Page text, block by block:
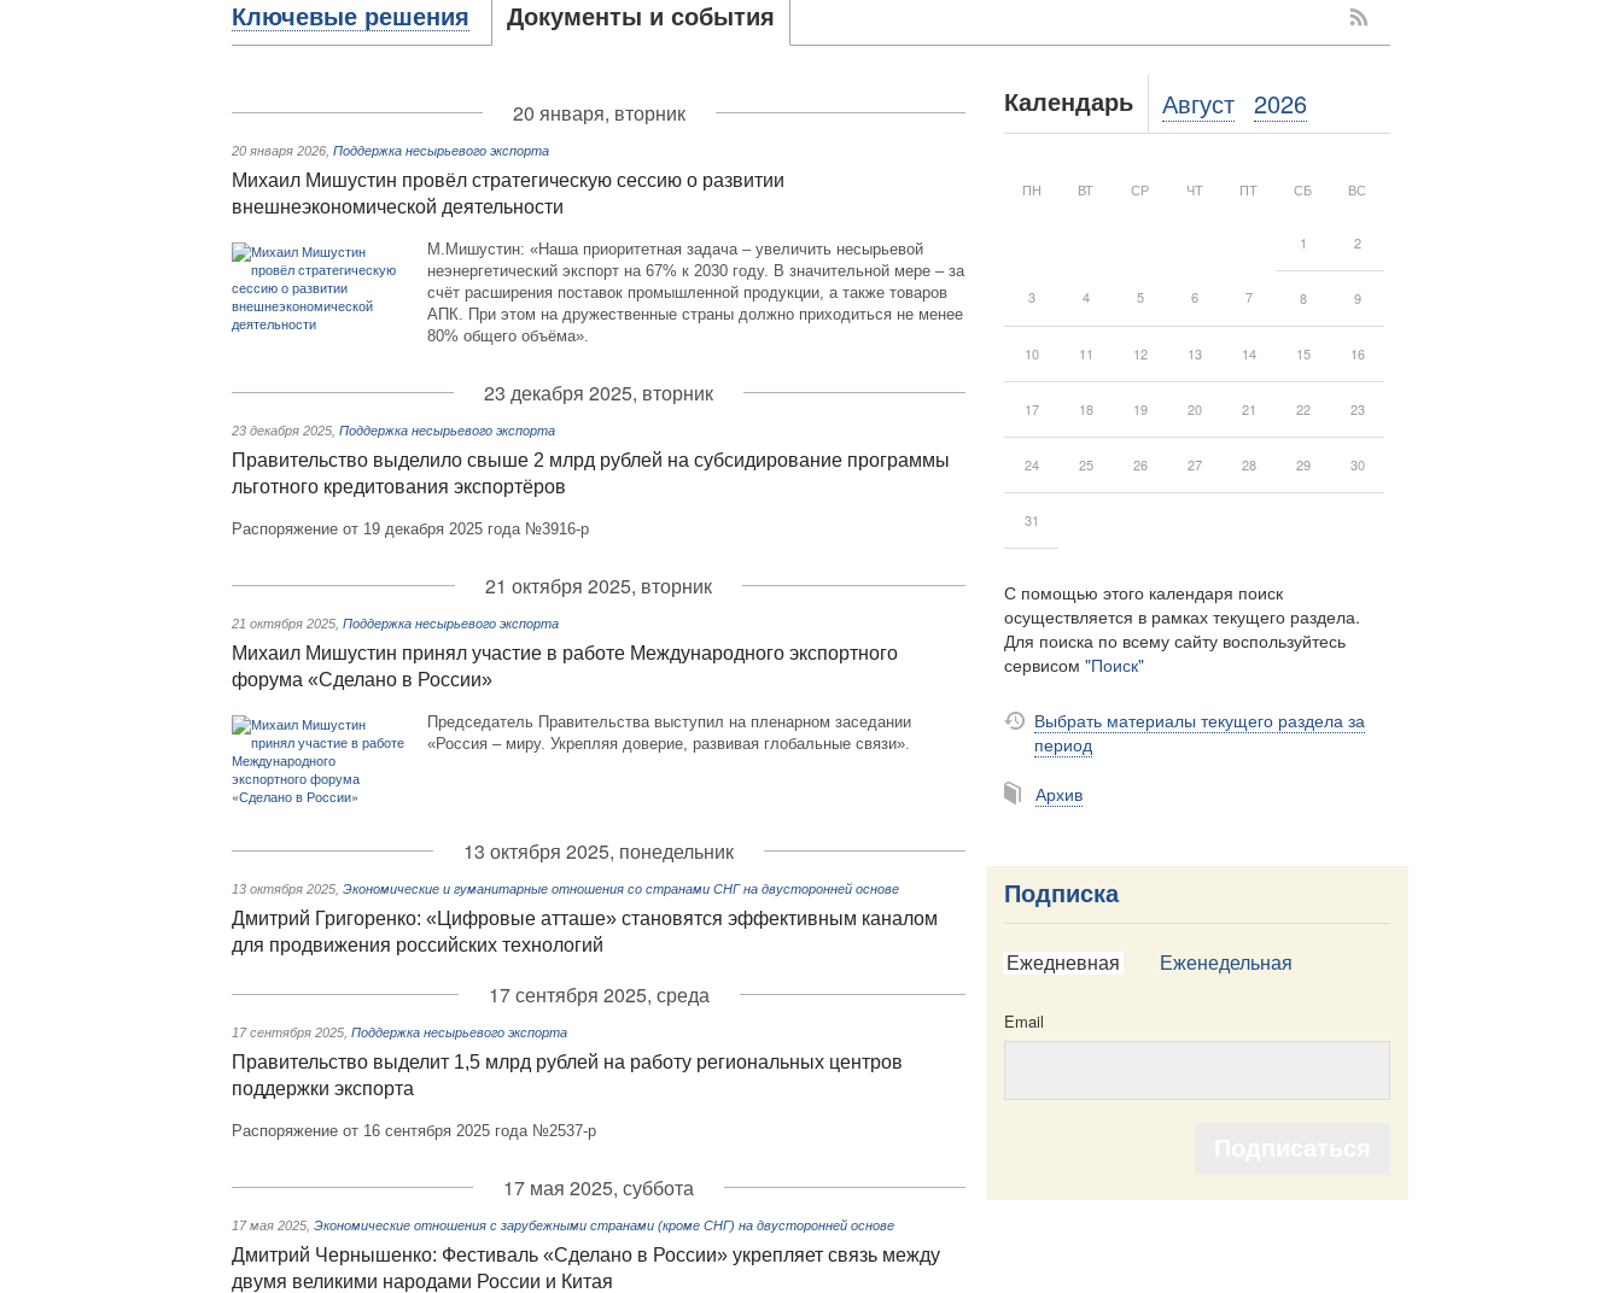
Ключевые решения Документы и события
20 января, вторник
20 января 2026 Поддержка несырьевого экспорта
Михаил Мишустин провёл стратегическую сессию о развитии
внешнеэкономической деятельности
М.Мишустин: «Наша приоритетная задача – увеличить несырьевой
неэнергетический экспорт на 67% к 2030 году. В значительной мере – за
счёт расширения поставок промышленной продукции, а также товаров
АПК. При этом на дружественные страны должно приходиться не менее
80% общего объёма».
23 декабря 2025, вторник
23 декабря 2025 Поддержка несырьевого экспорта
Правительство выделило свыше 2 млрд рублей на субсидирование программы
льготного кредитования экспортёров
Распоряжение от 19 декабря 2025 года №3916-р
21 октября 2025, вторник
21 октября 2025 Поддержка несырьевого экспорта
Михаил Мишустин принял участие в работе Международного экспортного
форума «Сделано в России»
Председатель Правительства выступил на пленарном заседании
«Россия – миру. Укрепляя доверие, развивая глобальные связи».
13 октября 2025, понедельник
13 октября 2025 Экономические и гуманитарные отношения со странами СНГ на двусторонней основе
Дмитрий Григоренко: «Цифровые атташе» становятся эффективным каналом
для продвижения российских технологий
17 сентября 2025, среда
17 сентября 2025 Поддержка несырьевого экспорта
Правительство выделит 1,5 млрд рублей на работу региональных центров
поддержки экспорта
Распоряжение от 16 сентября 2025 года №2537-р
17 мая 2025, суббота
17 мая 2025 Экономические отношения с зарубежными странами (кроме СНГ) на двусторонней основе
Дмитрий Чернышенко: Фестиваль «Сделано в России» укрепляет связь между
двумя великими народами России и Китая
Календарь Август 2026
ПН ВТ СР ЧТ ПТ СБ ВС
1 2
3 4 5 6 7 8 9
10 11 12 13 14 15 16
17 18 19 20 21 22 23
24 25 26 27 28 29 30
31
С помощью этого календаря поиск
осуществляется в рамках текущего раздела.
Для поиска по всему сайту воспользуйтесь
сервисом "Поиск"
Выбрать материалы текущего раздела за
период
Архив
Подписка
Ежедневная Еженедельная
Email